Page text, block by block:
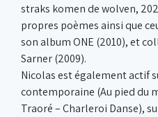
straks komen de wolven,
propres poèmes ainsi que
son album ONE (2010), et
Sarner (2009).
Nicolas est également actif
contemporaine (Au pied du
Traoré – Charleroi Danse),